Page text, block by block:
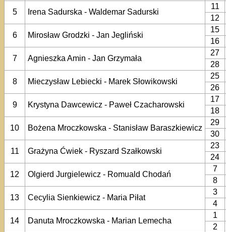
5
Irena Sadurska - Waldemar Sadurski
11
12
6
Mirosław Grodzki - Jan Jegliński
15
16
7
Agnieszka Amin - Jan Grzymała
27
28
8
Mieczysław Lebiecki - Marek Słowikowski
25
26
9
Krystyna Dawcewicz - Paweł Czacharowski
17
18
10
Bożena Mroczkowska - Stanisław Baraszkiewicz
29
30
11
Grażyna Ćwiek - Ryszard Szałkowski
23
24
12
Olgierd Jurgielewicz - Romuald Chodań
7
8
13
Cecylia Sienkiewicz - Maria Piłat
3
4
14
Danuta Mroczkowska - Marian Lemecha
1
2